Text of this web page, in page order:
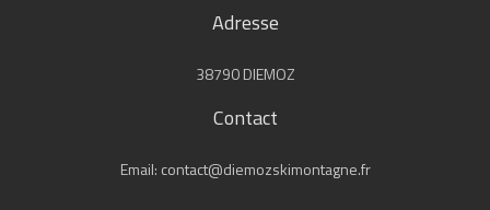
Adresse
38790 DIEMOZ
Contact
Email: contact@diemozskimontagne.fr